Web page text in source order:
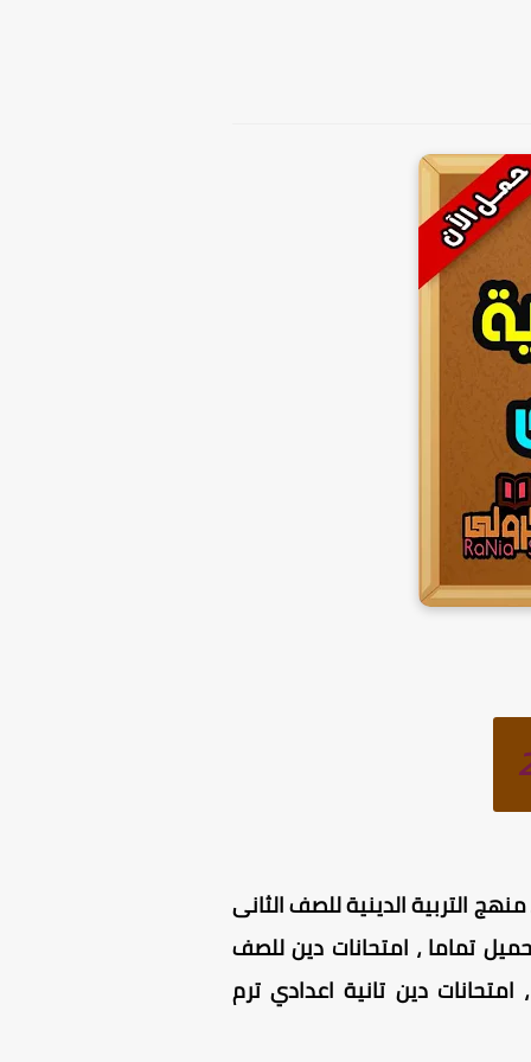
منهج التربية الدينية للصف الثانى
تماما ، امتحانات دين للصف
دين تانية اعدادي ترم